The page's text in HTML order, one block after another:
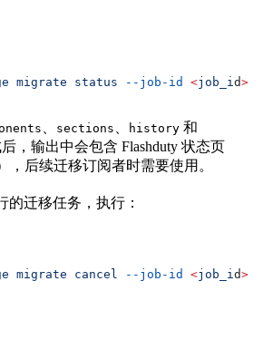
migrate status --job-id <job_i d>
sections history 和
，输出中会包含 Flashduty 状态页
，后续迁移订阅者时需要使用。
的迁移任务，执行：
migrate cancel --job-id <job_i d>